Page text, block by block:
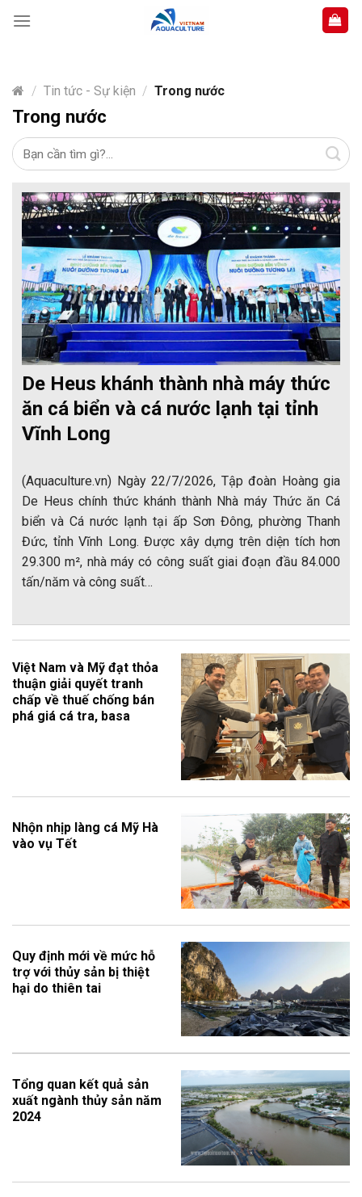
content
/ Tin tức - Sự kiện / Trong nước
Trong nước
De Heus khánh thành nhà máy thức
ăn cá biển và cá nước lạnh tại tỉnh
Vĩnh Long
(Aquaculture.vn) Ngày 22/7/2026, Tập đoàn Hoàng gia
De Heus chính thức khánh thành Nhà máy Thức ăn Cá
biển và Cá nước lạnh tại ấp Sơn Đông, phường Thanh
Đức, tỉnh Vĩnh Long. Được xây dựng trên diện tích hơn
29.300 m², nhà máy có công suất giai đoạn đầu 84.000
tấn/năm và công suất…
Việt Nam và Mỹ đạt thỏa
thuận giải quyết tranh
chấp về thuế chống bán
phá giá cá tra, basa
Nhộn nhịp làng cá Mỹ Hà
vào vụ Tết
Quy định mới về mức hỗ
trợ với thủy sản bị thiệt
hại do thiên tai
Tổng quan kết quả sản
xuất ngành thủy sản năm
2024